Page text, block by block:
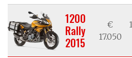
1200
Rally
2015
€
17.050